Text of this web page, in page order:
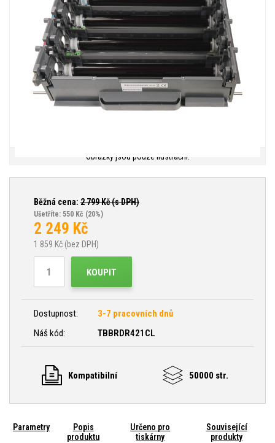
Obrázky jsou pouze ilustrační.
Běžná cena: 2 799Kč (s DPH)
Ušetříte: 550 Kč (20%)
2 249 Kč
1 859 Kč (bez DPH)
KOUPIT
Dostupnost:
3-7 pracovních dnů
Náš kód:
TBBRDR421CL
Kompatibilní 50000 str.
Parametry
Popis
produktu
Určeno pro
tiskárny
Související
produkty